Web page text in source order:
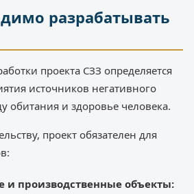
разрабатывать
проекта СЗЗ определяется
источников негативного
обитания и здоровье человека.
проект обязателен для
производственные объекты: